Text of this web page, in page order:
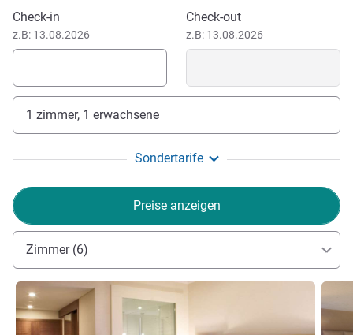
Dieses Hotel buchen
Check-in
z.B: 13.08.2026
Check-out
z.B: 13.08.2026
1 zimmer, 1 erwachsene
Sondertarife
Preise anzeigen
Zimmer (6)
Details ansehen